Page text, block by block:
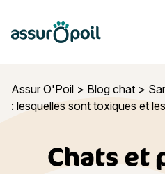
Assur O'Poil
Assur O'Poil > Blog chat >
: lesquelles sont toxiques et
Chats et